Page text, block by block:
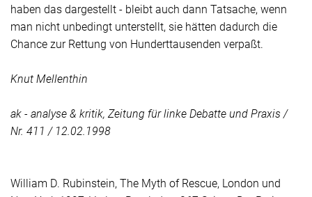
haben das dargestellt - bleibt auch dann Tatsache, wenn
man nicht unbedingt unterstellt, sie hätten dadurch die
Chance zur Rettung von Hunderttausenden verpaßt.
Knut Mellenthin
ak - analyse & kritik, Zeitung für linke Debatte und Praxis /
Nr. 411 / 12.02.1998
William D. Rubinstein, The Myth of Rescue, London und